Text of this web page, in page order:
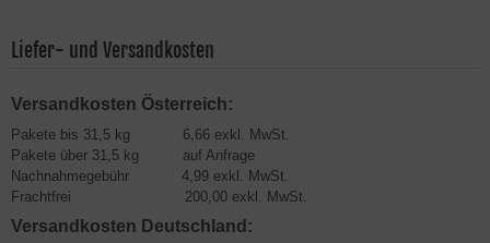
Liefer- und Versandkosten
Versandkosten Österreich:
Pakete bis 31,5 kg 6,66 exkl. MwSt.
Pakete über 31,5 kg auf Anfrage
Nachnahmegebühr 4,99 exkl. MwSt.
Frachtfrei 200,00 exkl. MwSt.
Versandkosten Deutschland: